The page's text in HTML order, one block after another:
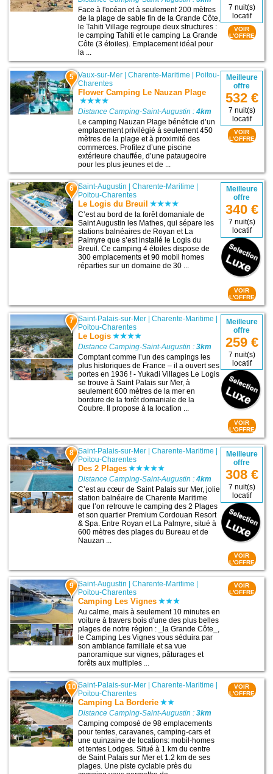
Face à l'océan et à seulement 200 mètres
de la plage de sable fin de la Grande Côte,
le Tahiti Village regroupe deux structures :
le camping Tahiti et le camping La Grande
Côte (3 étoiles). Emplacement idéal pour
la ...
7 nuit(s)
locatif
VOIR
L'OFFRE
5 Vaux-sur-Mer |Charente-Maritime | Poitou-
Charentes
Flower Camping Le Nauzan Plage
Distance Camping-Saint-Augustin :4km
Le camping Nauzan Plage bénéficie d’un
emplacement privilégié à seulement 450
mètres de la plage et à proximité des
commerces. Profitez d’une piscine
extérieure chauffée, d’une pataugeoire
pour les plus jeunes et de ...
Meilleure
offre
532 €
7 nuit(s)
locatif
VOIR
L'OFFRE
6 Saint-Augustin |Charente-Maritime |
Poitou-Charentes
Le Logis du Breuil
C’est au bord de la forêt domaniale de
Saint Augustin les Mathes, qui sépare les
stations balnéaires de Royan et La
Palmyre que s’est installé le Logis du
Breuil. Ce camping 4 étoiles dispose de
300 emplacements et 90 mobil homes
réparties sur un domaine de 30 ...
Meilleure
offre
340 €
7 nuit(s)
locatif
VOIR
L'OFFRE
7 Saint-Palais-sur-Mer |Charente-Maritime
Poitou-Charentes
Le Logis
Distance Camping-Saint-Augustin :3km
Comptant comme l’un des campings les
plus historiques de France – il a ouvert ses
portes en 1936 ! - Yukadi Villages Le Logis
se trouve à Saint Palais sur Mer, à
seulement 600 mètres de la mer en
bordure de la forêt domaniale de la
Coubre. Il propose à la location ...
Meilleure
offre
259 €
7 nuit(s)
locatif
VOIR
L'OFFRE
8 Saint-Palais-sur-Mer |Charente-Maritime
Poitou-Charentes
Des 2 Plages
Distance Camping-Saint-Augustin :4km
C’est au cœur de Saint Palais sur Mer, jolie
station balnéaire de Charente Maritime
que l’on retrouve le camping des 2 Plages
et son quartier Premium Cordouan Resort
& Spa. Entre Royan et La Palmyre, situé à
600 mètres des plages du Bureau et de
Nauzan ...
Meilleure
offre
308 €
7 nuit(s)
locatif
VOIR
L'OFFRE
9 Saint-Augustin |Charente-Maritime |
Poitou-Charentes
Camping Les Vignes
Au calme, mais à seulement 10 minutes en
voiture à travers bois d'une des plus belles
plages de notre région : _la Grande Côte_,
le Camping Les Vignes vous séduira par
son ambiance familiale et sa vue
panoramique sur vignes, pâturages et
forêts aux multiples ...
VOIR
L'OFFRE
10 Saint-Palais-sur-Mer |Charente-Maritime
Poitou-Charentes
Camping La Borderie
Distance Camping-Saint-Augustin :3km
Camping composé de 98 emplacements
pour tentes, caravanes, camping-cars et
une quinzaine de locations: mobil-homes
et tentes Lodges. Situé à 1 km du centre
de Saint Palais sur Mer et 1.2 km de ses
plages. Une piste cyclable près du
VOIR
L'OFFRE